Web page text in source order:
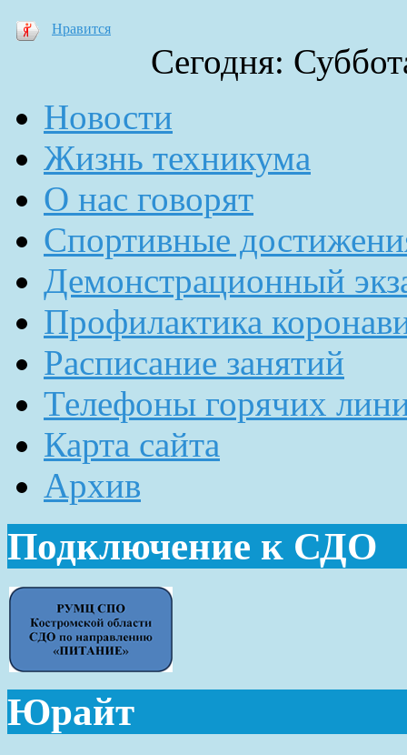
Нравится
Сегодня:
Новости
Жизнь техникума
О нас говорят
Спортивные
Демонстрационный
Профилактика
Расписание занятий
Телефоны горячих
Карта сайта
Архив
Подключение к СДО
Юрайт